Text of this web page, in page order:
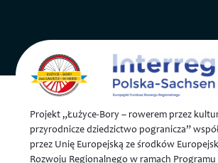
Projekt „Łużyce-Bory – rowerem przez
przyrodnicze dziedzictwo pogranicza”
przez Unię Europejską ze środków
Rozwoju Regionalnego w ramach Programu